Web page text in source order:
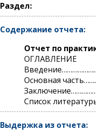
Раздел:
Содержание отчета:
Отчет по
ОГЛАВЛЕНИЕ
Основная
Список
Выдержка из отчета: